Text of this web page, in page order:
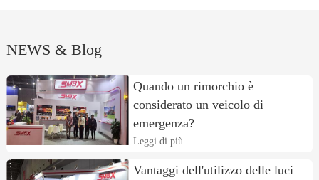
NEWS & Blog
Quando un rimorchio è
considerato un veicolo di
emergenza?
Leggi di più
Vantaggi dell'utilizzo delle luci